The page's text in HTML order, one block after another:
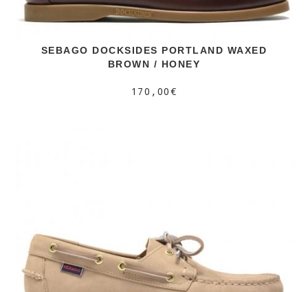
SEBAGO DOCKSIDES PORTLAND WAXED
BROWN / HONEY
170,00€